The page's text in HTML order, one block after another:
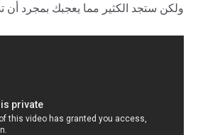
ولكن ستجد الكثير مما يعجبك بمجرد أن